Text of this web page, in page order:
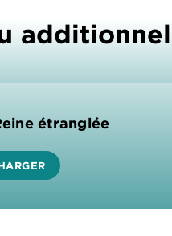
additionnel
étranglée